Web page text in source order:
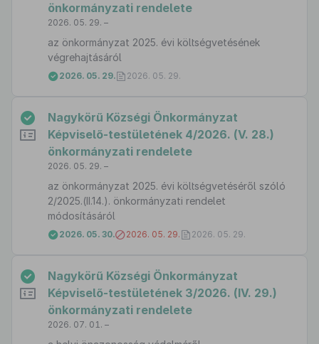
önkormányzati rendelete
2026. 05. 29. –
az önkormányzat 2025. évi költségvetésének
végrehajtásáról
2026. 05. 29. 2026. 05. 29.
Nagykörű Községi Önkormányzat
Képviselő-testületének 4/2026. (V. 28.)
önkormányzati rendelete
2026. 05. 29. –
az önkormányzat 2025. évi költségvetéséről szóló
2/2025.(II.14.). önkormányzati rendelet
módosításáról
2026. 05. 30. 2026. 05. 29. 2026. 05. 29.
Nagykörű Községi Önkormányzat
Képviselő-testületének 3/2026. (IV. 29.)
önkormányzati rendelete
2026. 07. 01. –